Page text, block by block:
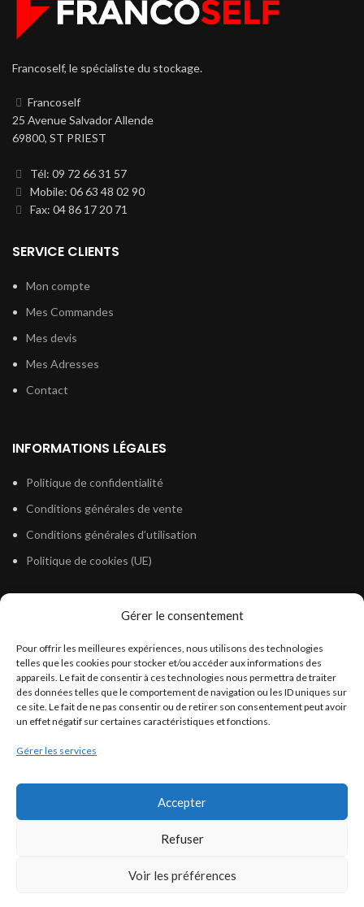
Gérer le consentement
Pour offrir les meilleures expériences, nous utilisons des technologies
telles que les cookies pour stocker et/ou accéder aux informations des
appareils. Le fait de consentir à ces technologies nous permettra de traiter
des données telles que le comportement de navigation ou les ID uniques sur
ce site. Le fait de ne pas consentir ou de retirer son consentement peut avoir
un effet négatif sur certaines caractéristiques et fonctions.
Gérer les services
Accepter
Refuser
Voir les préférences
Francoself, le spécialiste du stockage.
Francoself
25 Avenue Salvador Allende
69800, ST PRIEST
Tél: 09 72 66 31 57
Mobile: 06 63 48 02 90
Fax: 04 86 17 20 71
SERVICE CLIENTS
Mon compte
Mes Commandes
Mes devis
Mes Adresses
Contact
INFORMATIONS LÉGALES
Politique de confidentialité
Conditions générales de vente
Conditions générales d’utilisation
Politique de cookies (UE)
Législation Gasoil Fioul GNR
Législation Essence
Législation Adblue
Législation Eau
Législation Lubrifiant
Législation Phytosanitaire